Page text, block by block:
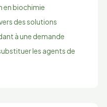
en biochimie
des solutions
à une demande
les agents de